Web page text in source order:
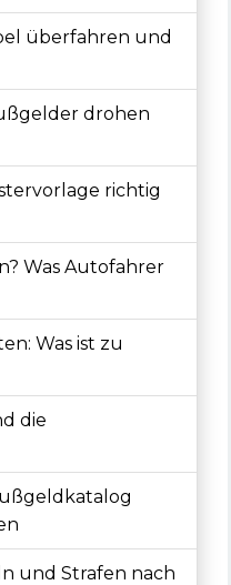
überfahren und
drohen
richtig
Was Autofahrer
Was ist zu
die
und Strafen nach